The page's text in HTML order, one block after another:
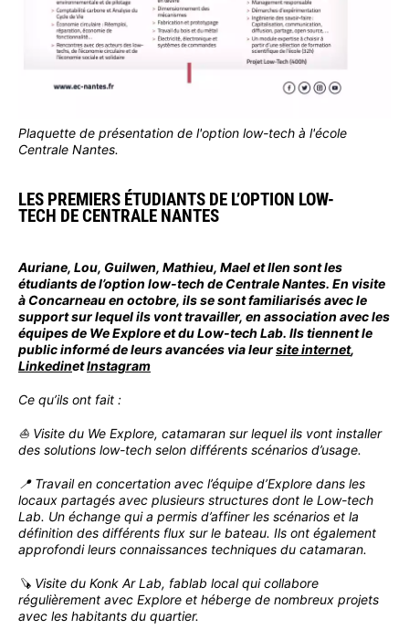
Plaquette de présentation de l'option low-tech à l'école
Centrale Nantes.
LES PREMIERS ÉTUDIANTS DE L’OPTION LOW-
TECH DE CENTRALE NANTES
Auriane, Lou, Guilwen, Mathieu, Mael et Ilen sont les
étudiants de l’option low-tech de Centrale Nantes. En visite
à Concarneau en octobre, ils se sont familiarisés avec le
support sur lequel ils vont travailler, en association avec les
équipes de We Explore et du Low-tech Lab. Ils tiennent le
public informé de leurs avancées via leursite internet,
LinkedinetInstagram
Ce qu’ils ont fait :
⛵️ Visite du We Explore, catamaran sur lequel ils vont installer
des solutions low-tech selon différents scénarios d’usage.
📍 Travail en concertation avec l’équipe d’Explore dans les
locaux partagés avec plusieurs structures dont le Low-tech
Lab. Un échange qui a permis d’affiner les scénarios et la
définition des différents flux sur le bateau. Ils ont également
approfondi leurs connaissances techniques du catamaran.
🪚 Visite du Konk Ar Lab, fablab local qui collabore
régulièrement avec Explore et héberge de nombreux projets
avec les habitants du quartier.